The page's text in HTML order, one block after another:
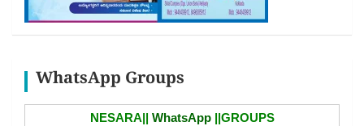
WhatsApp Groups
NESARA|| WhatsApp||GROUPS